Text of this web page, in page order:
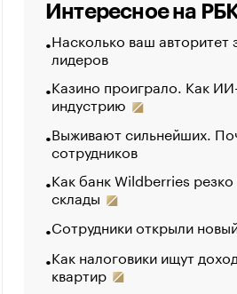
Интересное на
Насколько ваш авторитет
лидеров
Казино проиграло. Как
индустрию
Выживают сильнейших.
сотрудников
Как банк Wildberries
склады
Сотрудники открыли
Как налоговики ищут
квартир